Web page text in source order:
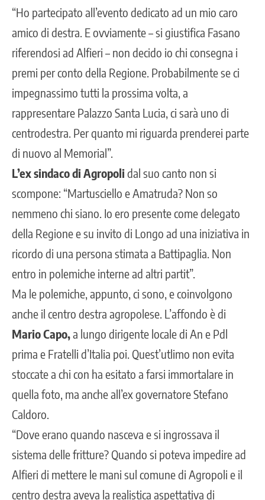
“Ho partecipato all’evento dedicato ad un mio caro
amico di destra. E ovviamente – si giustifica Fasano
riferendosi ad Alfieri – non decido io chi consegna i
premi per conto della Regione. Probabilmente se ci
impegnassimo tutti la prossima volta, a
rappresentare Palazzo Santa Lucia, ci sarà uno di
centrodestra. Per quanto mi riguarda prenderei parte
di nuovo al Memorial”.
L’ex sindaco di Agropolidal suo canto non si
scompone: “Martusciello e Amatruda? Non so
nemmeno chi siano. Io ero presente come delegato
della Regione e su invito di Longo ad una iniziativa in
ricordo di una persona stimata a Battipaglia. Non
entro in polemiche interne ad altri partit”.
Ma le polemiche, appunto, ci sono, e coinvolgono
anche il centro destra agropolese. L’affondo è di
Mario Capo,a lungo dirigente locale di An e Pdl
prima e Fratelli d’Italia poi. Quest’utlimo non evita
stoccate a chi con ha esitato a farsi immortalare in
quella foto, ma anche all’ex governatore Stefano
Caldoro.
“Dove erano quando nasceva e si ingrossava il
sistema delle fritture? Quando si poteva impedire ad
Alfieri di mettere le mani sul comune di Agropoli e il
centro destra aveva la realistica aspettativa di